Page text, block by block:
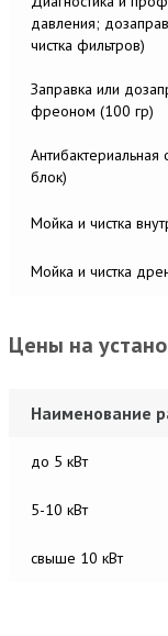
давления;
чистка фильтров)
Заправка или
фреоном (100 гр)
Антибактериальная
блок)
Мойка и чистка
Мойка и чистка
Цены на
Наименование
до 5 кВт
5-10 кВт
свыше 10 кВт